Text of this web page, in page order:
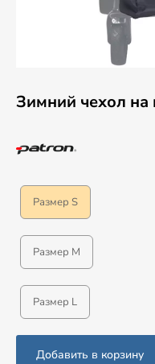
Зимний чехол на
Размер S
Размер M
Размер L
Добавить в корзину